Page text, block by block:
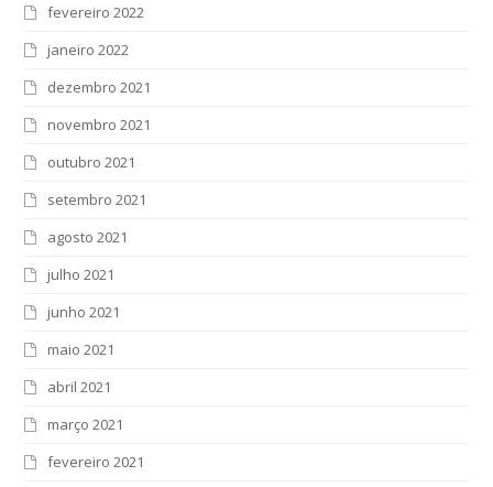
fevereiro 2022
janeiro 2022
dezembro 2021
novembro 2021
outubro 2021
setembro 2021
agosto 2021
julho 2021
junho 2021
maio 2021
abril 2021
março 2021
fevereiro 2021